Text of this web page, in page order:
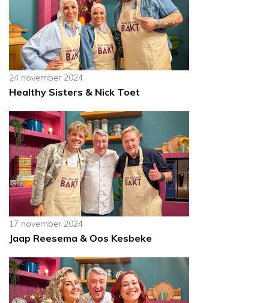
24 november 2024
Healthy Sisters & Nick Toet
17 november 2024
Jaap Reesema & Oos Kesbeke